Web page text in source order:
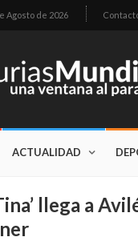
Agosto de 2026
ACTUALIDAD
llega a